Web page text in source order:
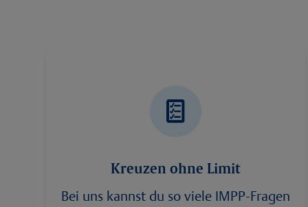
Kreuzen ohne Limit
Bei uns kannst du so viele IMPP-Fragen